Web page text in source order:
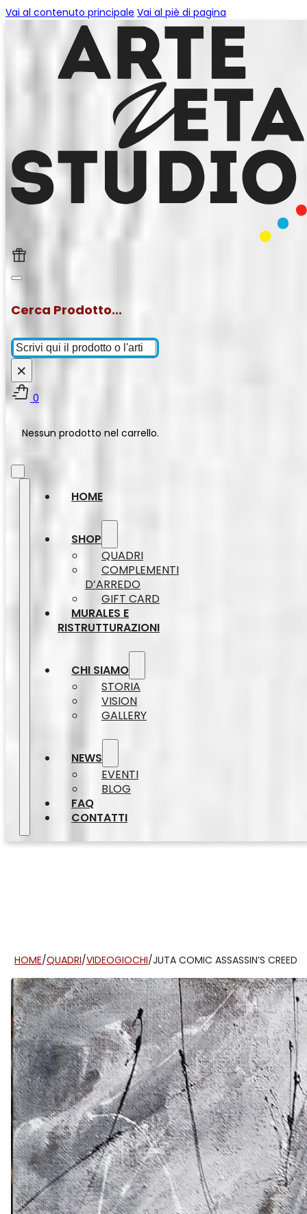
Vai al contenuto principale Vai al piè di pagina
Cerca Prodotto...
Cerca
×
0
Nessun prodotto nel carrello.
HOME
SHOP
QUADRI
COMPLEMENTI
D’ARREDO
GIFT CARD
MURALES E
RISTRUTTURAZIONI
CHI SIAMO
STORIA
VISION
GALLERY
NEWS
EVENTI
BLOG
FAQ
CONTATTI
HOME/QUADRI/VIDEOGIOCHI/JUTA COMIC ASSASSIN’S CREED